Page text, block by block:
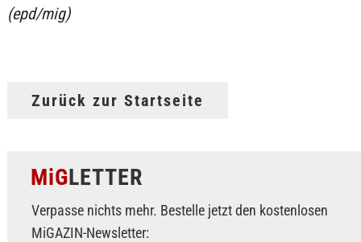
(epd/mig)
Zurück zur Startseite
MiGLETTER
Verpasse nichts mehr. Bestelle jetzt den kostenlosen
MiGAZIN-Newsletter: